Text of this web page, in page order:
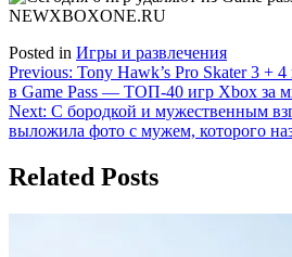
Posted in Игры и развлечения
Навигация
по
записям
Previous: Tony Hawk’s Pro Skater 3 +
в Game Pass — ТОП-40 игр Xbox за
Next: С бородкой и мужественным
выложила фото с мужем, которого
Related Posts